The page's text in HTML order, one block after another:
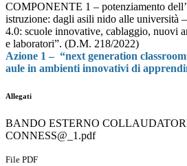
COMPONENTE 1 – potenziamento
istruzione: dagli asili nido alle università
4.0: scuole innovative, cablaggio, nuovi
e laboratori”. (D.M. 218/2022)
Azione 1 – “next generation
aule in ambienti innovativi di
Allegati
BANDO ESTERNO
CONNESS@_1.pdf
File PDF